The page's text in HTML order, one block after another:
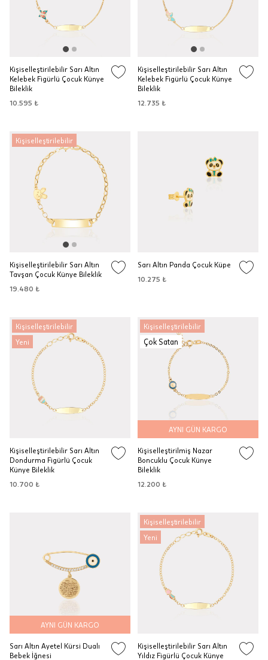
Kişiselleştirilebilir Sarı Altın
Kelebek Figürlü Çocuk Künye
Bileklik
10.595 ₺
Kişiselleştirilebilir Sarı Altın
Kelebek Figürlü Çocuk Künye
Bileklik
12.735 ₺
Kişiselleştirilebilir
Kişiselleştirilebilir Sarı Altın
Tavşan Çocuk Künye Bileklik
19.480 ₺
Sarı Altın Panda Çocuk Küpe
10.275 ₺
Kişiselleştirilebilir
Yeni
Kişiselleştirilebilir Sarı Altın
Dondurma Figürlü Çocuk
Künye Bileklik
10.700 ₺
Kişiselleştirilebilir
Çok Satan
AYNI GÜN KARGO
Kişiselleştirilmiş Nazar
Boncuklu Çocuk Künye
Bileklik
12.200 ₺
AYNI GÜN KARGO
Sarı Altın Ayetel Kürsi Dualı
Bebek İğnesi
Kişiselleştirilebilir
Yeni
Kişiselleştirilebilir Sarı Altın
Yıldız Figürlü Çocuk Künye